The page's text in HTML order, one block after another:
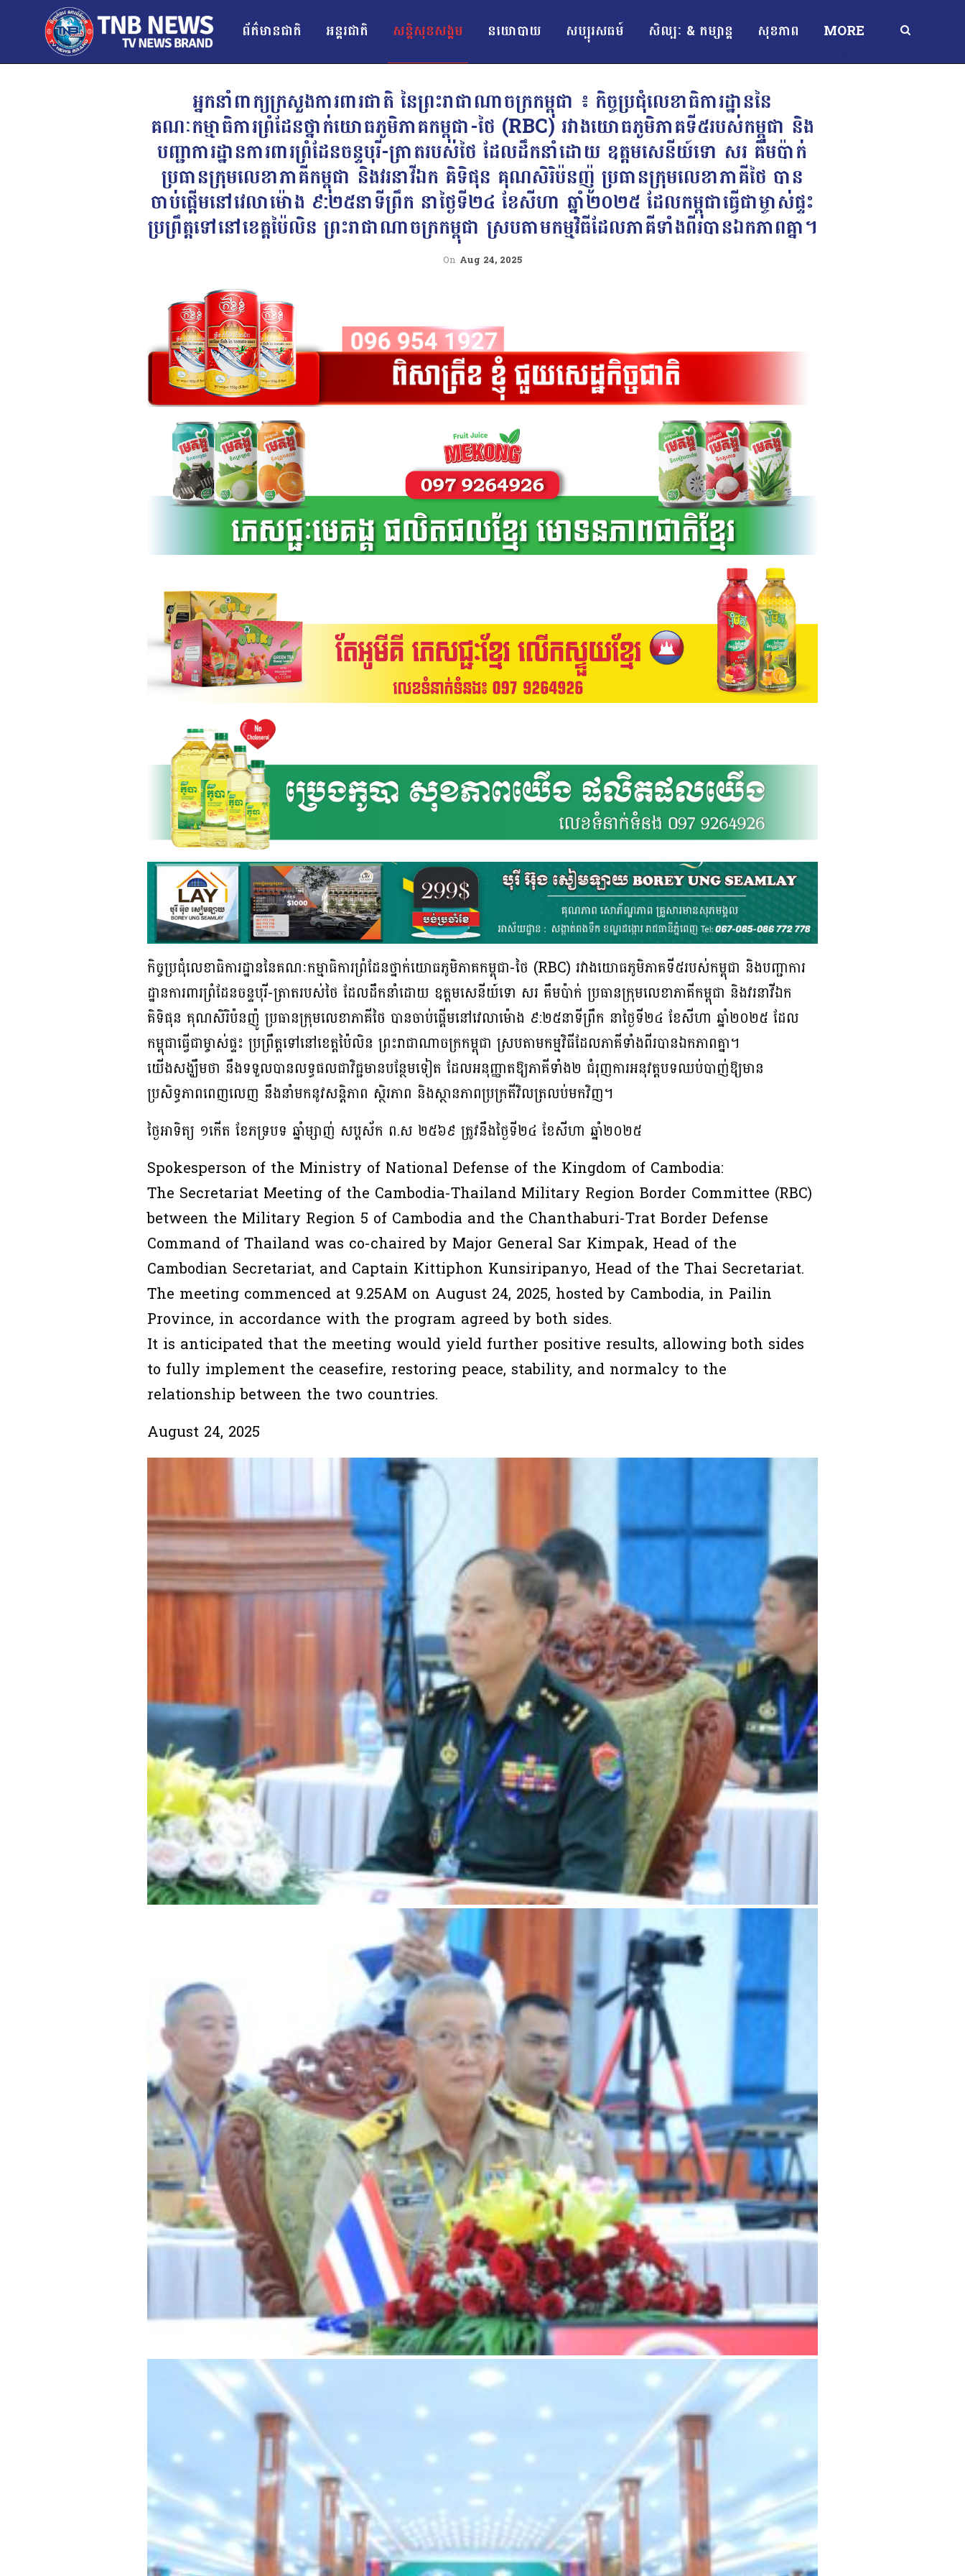
ព័ត៌មានជាតិ អន្ដរជាតិ សន្តិសុខសង្គម នយោបាយ សប្បុរសធម៍ សិល្បៈ & កម្សាន្ត សុខភាព MORE
អ្នកនាំពាក្យក្រសួងការពារជាតិ នៃព្រះរាជាណាចក្រកម្ពុជា ៖ កិច្ចប្រជុំលេខាធិការដ្ឋាននៃ
គណៈកម្មាធិការព្រំដែនថ្នាក់យោធភូមិភាគកម្ពុជា-ថៃ (RBC) រវាងយោធភូមិភាគទី៥របស់កម្ពុជា និង
បញ្ជាការដ្ឋានការពារព្រំដែនចន្ទបុរី-ត្រាតរបស់ថៃ ដែលដឹកនាំដោយ ឧត្តមសេនីយ៍ទោ សរ គឹមប៉ាក់
ប្រធានក្រុមលេខាភាគីកម្ពុជា និងវរនាវីឯក គិទិផុន គុណសិរិប៉នញ៉ូ ប្រធានក្រុមលេខាភាគីថៃ បាន
ចាប់ផ្តើមនៅវេលាម៉ោង ៩:២៥នាទីព្រឹក នាថ្ងៃទី២៤ ខែសីហា ឆ្នាំ២០២៥ ដែលកម្ពុជាធ្វើជាម្ចាស់ផ្ទះ
ប្រព្រឹត្តទៅនៅខេត្តប៉ៃលិន ព្រះរាជាណាចក្រកម្ពុជា ស្របតាមកម្មវិធីដែលភាគីទាំងពីរបានឯកភាពគ្នា។
On Aug 24, 2025
កិច្ចប្រជុំលេខាធិការដ្ឋាននៃគណៈកម្មាធិការព្រំដែនថ្នាក់យោធភូមិភាគកម្ពុជា-ថៃ (RBC) រវាងយោធភូមិភាគទី៥របស់កម្ពុជា និងបញ្ជាការ
ដ្ឋានការពារព្រំដែនចន្ទបុរី-ត្រាតរបស់ថៃ ដែលដឹកនាំដោយ ឧត្តមសេនីយ៍ទោ សរ គឹមប៉ាក់ ប្រធានក្រុមលេខាភាគីកម្ពុជា និងវរនាវីឯក
គិទិផុន គុណសិរិប៉នញ៉ូ ប្រធានក្រុមលេខាភាគីថៃ បានចាប់ផ្តើមនៅវេលាម៉ោង ៩:២៥នាទីព្រឹក នាថ្ងៃទី២៤ ខែសីហា ឆ្នាំ២០២៥ ដែល
កម្ពុជាធ្វើជាម្ចាស់ផ្ទះ ប្រព្រឹត្តទៅនៅខេត្តប៉ៃលិន ព្រះរាជាណាចក្រកម្ពុជា ស្របតាមកម្មវិធីដែលភាគីទាំងពីរបានឯកភាពគ្នា។
យើងសង្ឃឹមថា នឹងទទួលបានលទ្ធផលជាវិជ្ជមានបន្ថែមទៀត ដែលអនុញ្ញាតឱ្យភាគីទាំង២ ជំរុញការអនុវត្តបទឈប់បាញ់ឱ្យមាន
ប្រសិទ្ធភាពពេញលេញ នឹងនាំមកនូវសន្តិភាព ស្ថិរភាព និងស្ថានភាពប្រក្រតីវិលត្រលប់មកវិញ។
ថ្ងៃអាទិត្យ ១កើត ខែភទ្របទ ឆ្នាំម្សាញ់ សប្តស័ក ព.ស ២៥៦៩ ត្រូវនឹងថ្ងៃទី២៤ ខែសីហា ឆ្នាំ២០២៥
Spokesperson of the Ministry of National Defense of the Kingdom of Cambodia:
The Secretariat Meeting of the Cambodia-Thailand Military Region Border Committee (RBC)
between the Military Region 5 of Cambodia and the Chanthaburi-Trat Border Defense
Command of Thailand was co-chaired by Major General Sar Kimpak, Head of the
Cambodian Secretariat, and Captain Kittiphon Kunsiripanyo, Head of the Thai Secretariat.
The meeting commenced at 9.25AM on August 24, 2025, hosted by Cambodia, in Pailin
Province, in accordance with the program agreed by both sides.
It is anticipated that the meeting would yield further positive results, allowing both sides
to fully implement the ceasefire, restoring peace, stability, and normalcy to the
relationship between the two countries.
August 24, 2025